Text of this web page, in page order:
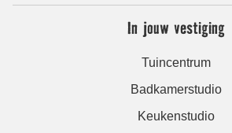
In jouw vestiging
Tuincentrum
Badkamerstudio
Keukenstudio